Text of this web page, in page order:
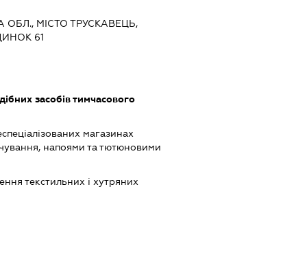
ОБЛ., МІСТО ТРУСКАВЕЦЬ,
61
засобів тимчасового
магазинах
напоями та тютюновими
текстильних і хутряних